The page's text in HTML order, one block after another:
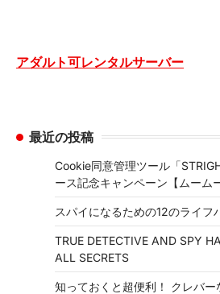
アダルト可レンタルサーバー
最近の投稿
Cookie同意管理ツール「
ース記念キャンペーン【ムーム
スパイになるための12のライフ
TRUE DETECTIVE AND SPY
ALL SECRETS
知っておくと超便利！ クレバ